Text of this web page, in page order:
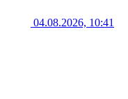
04.08.2026, 10:41